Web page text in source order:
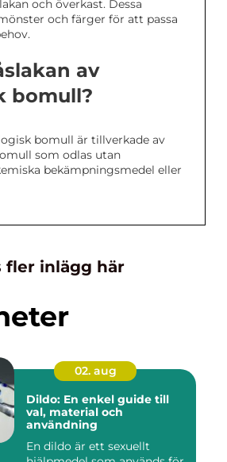
och överkast. Dessa
och färger för att passa
av
bomull?
bomull är tillverkade av
som odlas utan
bekämpningsmedel eller
fler inlägg här
02. aug
Dildo: En enkel guide till
val, material och
användning
En dildo är ett sexuellt